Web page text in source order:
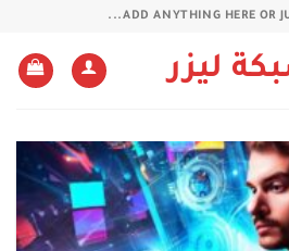
ADD ANYTHING HERE OR
ليزر